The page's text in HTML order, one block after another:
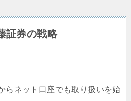
証券の戦略
らネット口座でも取り扱いを始